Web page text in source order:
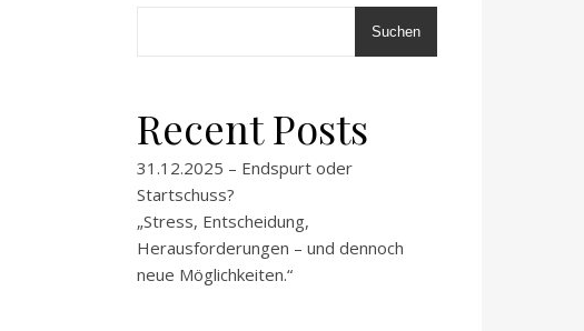
Suchen
Recent Posts
31.12.2025 – Endspurt oder
Startschuss?
„Stress, Entscheidung,
Herausforderungen – und dennoch
neue Möglichkeiten.“